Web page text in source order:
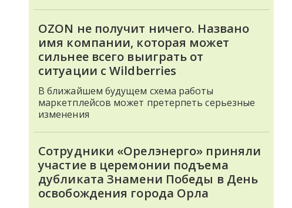
OZON не получит ничего. Названо
имя компании, которая может
сильнее всего выиграть от
ситуации с Wildberries
В ближайшем будущем схема работы
маркетплейсов может претерпеть серьезные
изменения
Сотрудники «Орелэнерго» приняли
участие в церемонии подъема
дубликата Знамени Победы в День
освобождения города Орла